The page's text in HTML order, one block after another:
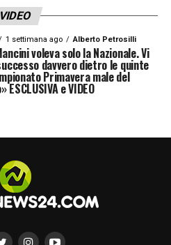
VIDEO
1 settimana ago Alberto Petrosilli
voleva solo la Nazionale. Vi
davvero dietro le quinte
Primavera male del
e VIDEO